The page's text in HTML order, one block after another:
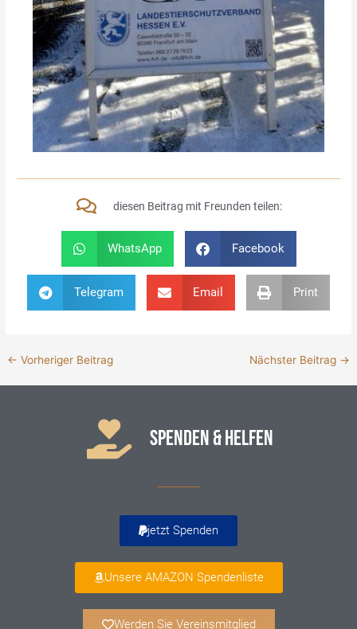
diesen Beitrag mit Freunden teilen:
WhatsApp Facebook
Telegram Email Print
← Vorheriger Beitrag Nächster Beitrag →
SPENDEN & HELFEN
jetzt Spenden
Unsere AMAZON Spendenliste
Werden Sie Vereinsmitglied